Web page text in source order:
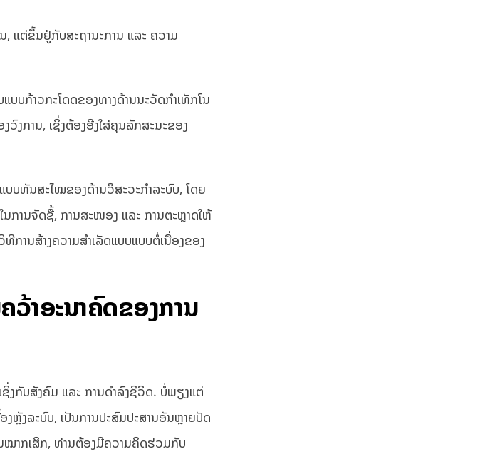
, ແຕ່ຂຶ້ນຢູ່ກັບສະຖານະການ ແລະ ຄວາມ
ບບກ້າວກະໂດດຂອງທາງດ້ານນະວັດກໍາເທັກໂນ
ງການ, ເຊິ່ງຕ້ອງອີງໃສ່ຄຸນລັກສະນະຂອງ
ແບບທັນສະໄໝຂອງດ້ານວິສະວະກໍາລະບົບ, ໂດຍ
ການຈັດຊື້, ການສະໜອງ ແລະ ການຕະຫຼາດໃຫ້
ການສ້າງຄວາມສໍາເລັດແບບແບບຕໍ່ເນື່ອງຂອງ
າອະນາຄົດຂອງການ
ງກັບສັງຄົມ ແລະ ການດໍາລົງຊີວິດ. ບໍ່ພຽງແຕ່
ຫຼັງລະບົບ, ເປັນການປະສົມປະສານອັນຫຼາຍປັດ
ໝາກເສິກ, ທ່ານຕ້ອງມີຄວາມຄິດຮ່ວມກັບ